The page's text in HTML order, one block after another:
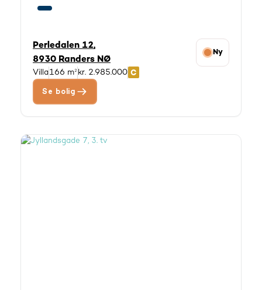
Perledalen 12,
8930 Randers NØ
Ny
Villa166 m² kr. 2.985.000
Se bolig